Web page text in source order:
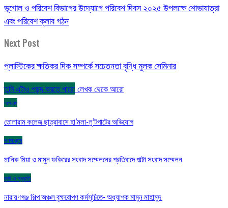
ভূগোল ও পরিবেশ বিভাগের উদ্যোগে পরিবেশ দিবস ২০২৫ উপলক্ষে শোভাযাত্রা
এবং পরিবেশ ক্লাব গঠন
Next Post
প্লাস্টিকের ক্ষতিকর দিক সম্পর্কে সচেতনতা বৃদ্ধি মুলক সেমিনার
তুমি এটাও পছন্দ করতে পারো লেখক থেকে আরো
অপরাধ
তোলারাম কলেজ ছাত্রাবাসে হা’মলা-লু’টপাটের অভিযোগ
গণমাধ্যম
মানিক মিয়া ও মামুন ফকিরের সংবাদ সম্মেলনের প্রতিবাদে পাল্টা সংবাদ সম্মেলন
কৃষি ও প্রকৃতি
নারায়ণগঞ্জ শিল্প অঞ্চল বৃক্ষরোপণ কর্মসূচিতে- অধ্যাপক মামুন মাহামুদ